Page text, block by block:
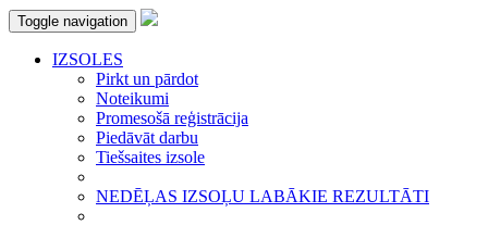
Toggle navigation
IZSOLES
Pirkt un pārdot
Noteikumi
Promesošā reģistrācija
Piedāvāt darbu
Tiešsaites izsole
NEDĒĻAS IZSOĻU LABĀKIE REZULTĀTI